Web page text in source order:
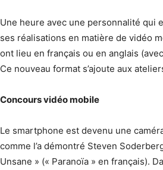
Une heure avec une personnalité qui
ses réalisations en matière de vidéo
ont lieu en français ou en anglais
Ce nouveau format s’ajoute aux
Concours vidéo mobile
Le smartphone est devenu une
comme l’a démontré Steven
Unsane » (« Paranoïa » en français).